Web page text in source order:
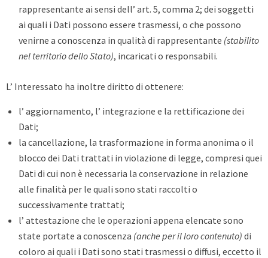
rappresentante ai sensi dell’ art. 5, comma 2; dei soggetti
ai quali i Dati possono essere trasmessi, o che possono
venirne a conoscenza in qualità di rappresentante (stabilito
nel territorio dello Stato), incaricati o responsabili.
L’ Interessato ha inoltre diritto di ottenere:
l’ aggiornamento, l’ integrazione e la rettificazione dei
Dati;
la cancellazione, la trasformazione in forma anonima o il
blocco dei Dati trattati in violazione di legge, compresi quei
Dati di cui non è necessaria la conservazione in relazione
alle finalità per le quali sono stati raccolti o
successivamente trattati;
l’ attestazione che le operazioni appena elencate sono
state portate a conoscenza (anche per il loro contenuto) di
coloro ai quali i Dati sono stati trasmessi o diffusi, eccetto il